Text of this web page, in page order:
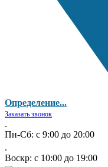
Определение...
Заказать звонок
.
Пн-Сб: с 9:00 до 20:00
.
Воскр: с 10:00 до 19:00